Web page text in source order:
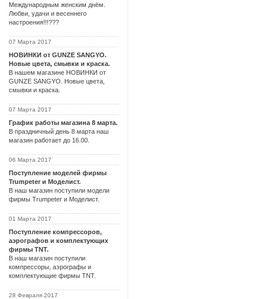
Международным женским днём.
Любви, удачи и весеннего
настроения!!!???
07 Марта 2017
НОВИНКИ от GUNZE SANGYO.
Новые цвета, смывки и краска.
В нашем магазине НОВИНКИ от
GUNZE SANGYO. Новые цвета,
смывки и краска.
07 Марта 2017
График работы магазина 8 марта.
В праздничный день 8 марта наш
магазин работает до 16.00.
06 Марта 2017
Поступление моделей фирмы
Trumpeter и Моделист.
В наш магазин поступили модели
фирмы Trumpeter и Моделист.
01 Марта 2017
Поступление компрессоров,
аэрографов и комплектующих
фирмы TNT.
В наш магазин поступили
компрессоры, аэрографы и
комплектующие фирмы TNT.
28 Февраля 2017